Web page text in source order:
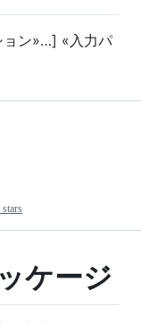
ン»…] «入力パ
stars
ケージ